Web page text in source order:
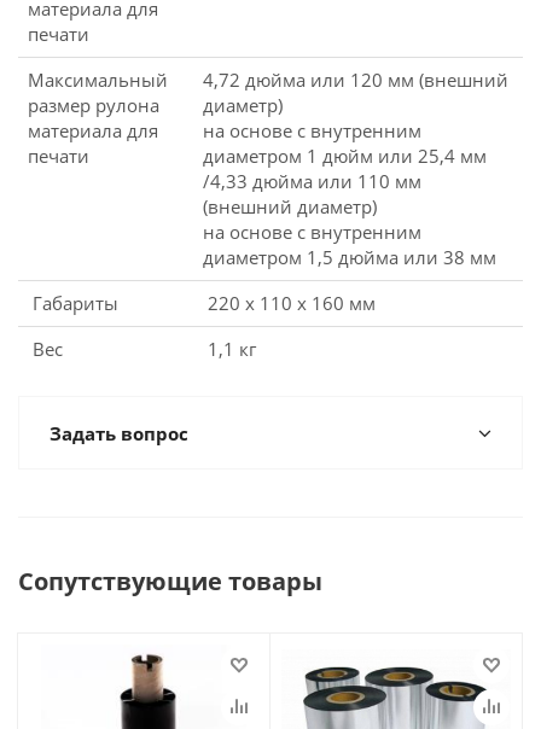
материала для
печати
Максимальный
размер рулона
материала для
печати
4,72 дюйма или 120 мм (внешний
диаметр)
на основе с внутренним
диаметром 1 дюйм или 25,4 мм
/4,33 дюйма или 110 мм
(внешний диаметр)
на основе с внутренним
диаметром 1,5 дюйма или 38 мм
Габариты
220 x 110 x 160 мм
Вес
1,1 кг
Задать вопрос
Сопутствующие товары